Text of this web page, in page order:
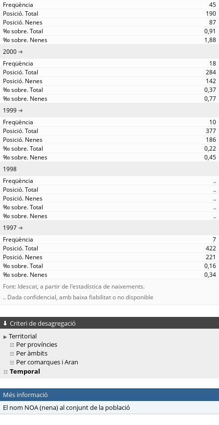
45
190
87
0,91
1,88
2000
18
284
142
0,37
0,77
1999
10
377
186
0,22
0,45
1998
..
..
..
..
..
1997
7
422
221
0,16
0,34
Font: Idescat, a partir de l'estadística de naixements.
.. Dada confidencial, amb baixa fiabilitat o no disponible
Criteri de desagregació
Territorial
Per províncies
Per àmbits
Per comarques i Aran
Temporal
Més informació
El nom NOA (nena) al conjunt de la població